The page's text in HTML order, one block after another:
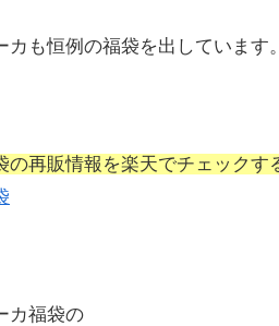
カも恒例の福袋を出しています。
の再販情報を楽天でチェックす
カ福袋の